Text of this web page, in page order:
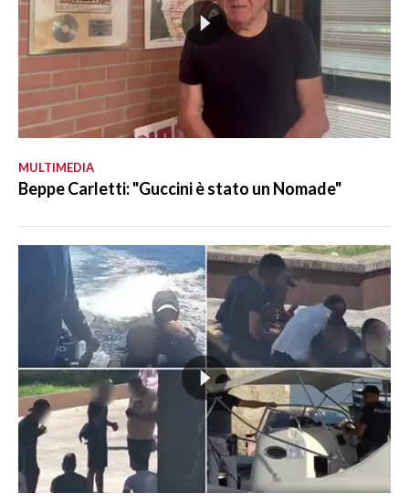
MULTIMEDIA
Beppe Carletti: "Guccini è stato un Nomade"